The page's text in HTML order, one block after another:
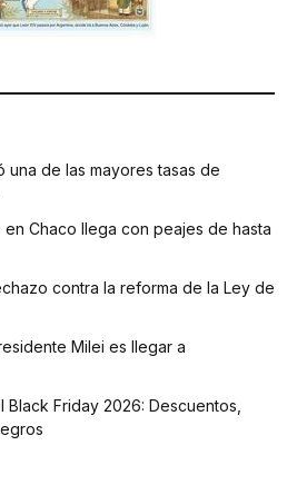
una de las mayores tasas de
Chaco llega con peajes de hasta
contra la reforma de la Ley de
Milei es llegar a
Friday 2026: Descuentos,